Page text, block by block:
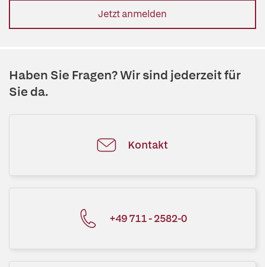
Jetzt anmelden
Haben Sie Fragen? Wir sind jederzeit für
Sie da.
Kontakt
+49 711 - 2582-0